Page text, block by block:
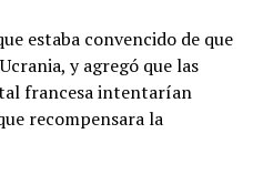
estaba convencido de que
y agregó que las
francesa intentarían
recompensara la